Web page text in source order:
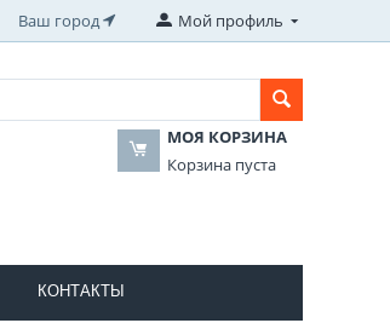
Ваш город Мой профиль
МОЯ КОРЗИНА
Корзина пуста
КОНТАКТЫ